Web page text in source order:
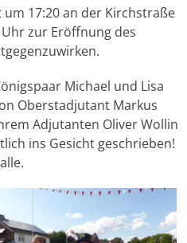
17:20 an der Kirchstraße
zur Eröffnung des
Michael und Lisa
Oberstadjutant Markus
Adjutanten Oliver Wollin
ins Gesicht geschrieben!